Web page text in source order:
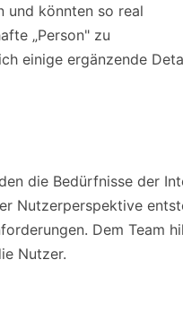
und könnten so real
„Person" zu
einige ergänzende
die Bedürfnisse der
Nutzerperspektive
Dem Team
Nutzer.